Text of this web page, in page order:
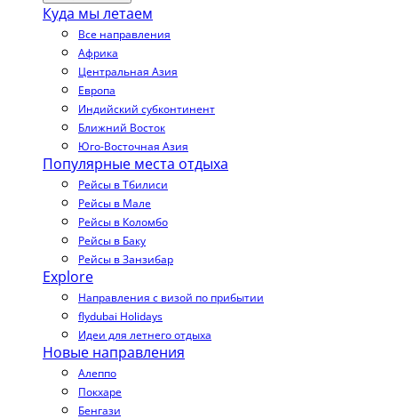
Куда мы летаем
Все направления
Африка
Центральная Азия
Европа
Индийский субконтинент
Ближний Восток
Юго-Восточная Азия
Популярные места отдыха
Рейсы в Тбилиси
Рейсы в Мале
Рейсы в Коломбо
Рейсы в Баку
Рейсы в Занзибар
Explore
Направления с визой по прибытии
flydubai Holidays
Идеи для летнего отдыха
Новые направления
Алеппо
Покхаре
Бенгази